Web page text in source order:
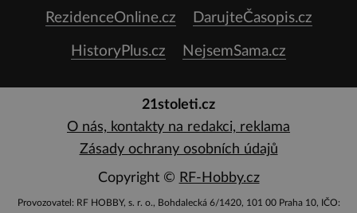
RezidenceOnline.cz DarujteČasopis.cz
HistoryPlus.cz NejsemSama.cz
21stoleti.cz
O nás, kontakty na redakci, reklama
Zásady ochrany osobních údajů
Copyright © RF-Hobby.cz
Provozovatel: RF HOBBY, s. r. o., Bohdalecká 6/1420, 101 00 Praha 10, IČO: